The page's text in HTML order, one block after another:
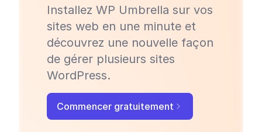
Installez WP Umbrella sur vos
sites web en une minute et
découvrez une nouvelle façon
de gérer plusieurs sites
WordPress.
Commencer gratuitement